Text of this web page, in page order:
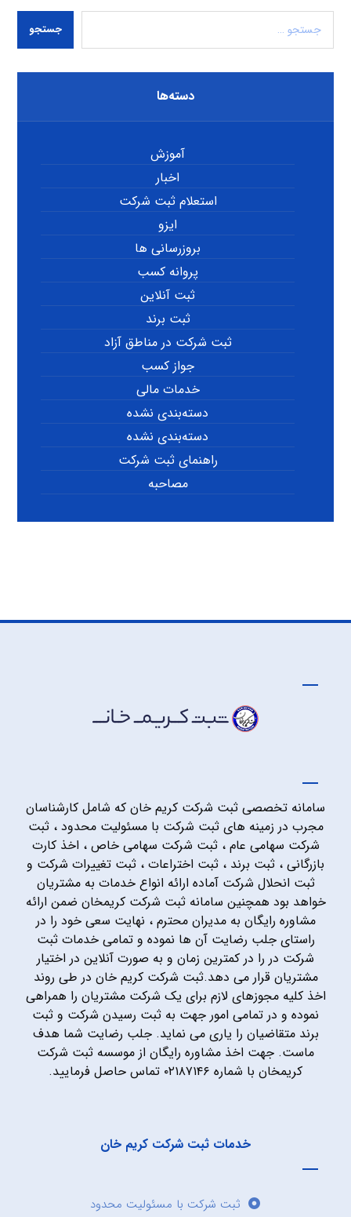
جستجو
دسته‌ها
آموزش
اخبار
استعلام ثبت شرکت
ایزو
بروزرسانی ها
پروانه کسب
ثبت آنلاین
ثبت برند
ثبت شرکت در مناطق آزاد
جواز کسب
خدمات مالی
دسته‌بندی نشده
دسته‌بندی نشده
راهنمای ثبت شرکت
مصاحبه
سامانه تخصصی ثبت شرکت کریم خان که شامل کارشناسان
مجرب در زمینه های ثبت شرکت با مسئولیت محدود ، ثبت
شرکت سهامی عام ، ثبت شرکت سهامی خاص ، اخذ کارت
بازرگانی ، ثبت برند ، ثبت اختراعات ، ثبت تغییرات شرکت و
ثبت انحلال شرکت آماده ارائه انواع خدمات به مشتریان
خواهد بود همچنین سامانه ثبت شرکت کریمخان ضمن ارائه
مشاوره رایگان به مدیران محترم ، نهایت سعی خود را در
راستای جلب رضایت آن ها نموده و تمامی خدمات ثبت
شرکت در را در کمترین زمان و به صورت آنلاین در اختیار
مشتریان قرار می دهد.ثبت شرکت کریم خان در طی روند
اخذ کلیه مجوزهای لازم برای یک شرکت مشتریان را همراهی
نموده و در تمامی امور جهت به ثبت رسیدن شرکت و ثبت
برند متقاضیان را یاری می نماید. جلب رضایت شما هدف
ماست. جهت اخذ مشاوره رایگان از موسسه ثبت شرکت
کریمخان با شماره ۰۲۱۸۷۱۴۶ تماس حاصل فرمایید.
خدمات ثبت شرکت کریم خان
ثبت شرکت با مسئولیت محدود